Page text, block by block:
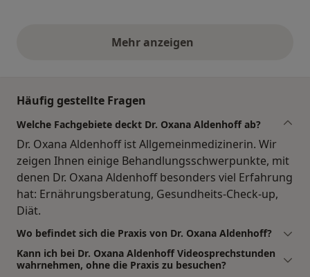
Mehr anzeigenobige Stellungnahmen
Häufig gestellte Fragen
Welche Fachgebiete deckt Dr. Oxana Aldenhoff ab?
Dr. Oxana Aldenhoff ist Allgemeinmedizinerin. Wir
zeigen Ihnen einige Behandlungsschwerpunkte, mit
denen Dr. Oxana Aldenhoff besonders viel Erfahrung
hat: Ernährungsberatung, Gesundheits-Check-up,
Diät.
Wo befindet sich die Praxis von Dr. Oxana Aldenhoff?
Kann ich bei Dr. Oxana Aldenhoff Videosprechstunden
wahrnehmen, ohne die Praxis zu besuchen?